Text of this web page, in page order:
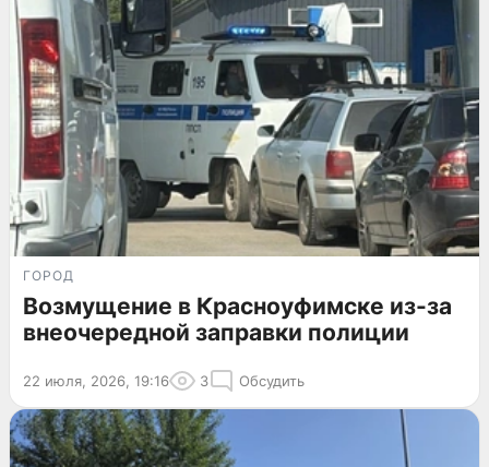
ГОРОД
Возмущение в Красноуфимске из-за
внеочередной заправки полиции
22 июля, 2026, 19:16 3 Обсудить